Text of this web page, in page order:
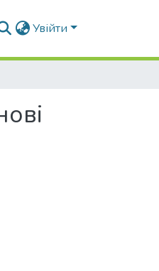
Увійти